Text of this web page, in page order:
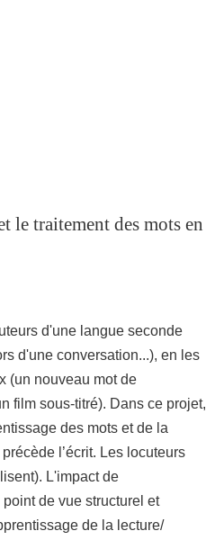
le traitement des mots en
d'une langue seconde
d'une conversation...), en les
(un nouveau mot de
film sous-titré). Dans ce projet,
des mots et de la
l’écrit. Les locuteurs
L'impact de
de vue structurel et
de la lecture/